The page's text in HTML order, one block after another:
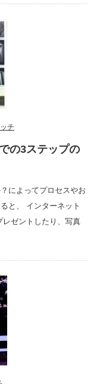
チ
の3ステップの
によってプロセスやお
と、 インターネット
ゼントしたり、写真